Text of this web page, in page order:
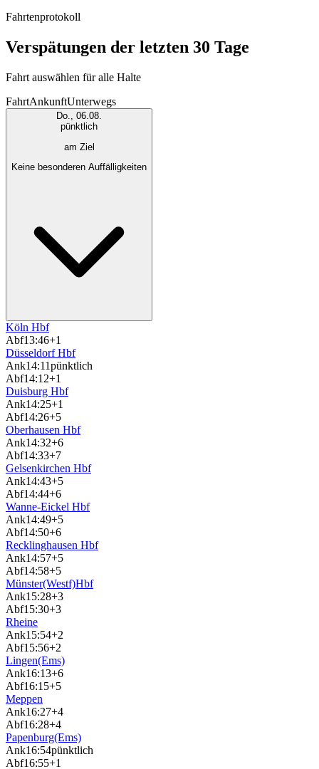
Fahrtenprotokoll
Verspätungen der letzten 30 Tage
Fahrt auswählen für alle Halte
FahrtAnkunftUnterwegs
Do., 06.08.
pünktlich
am Ziel
Keine besonderen Auffälligkeiten
Köln Hbf
Abf13:46+1
Düsseldorf Hbf
Ank14:11pünktlich
Abf14:12+1
Duisburg Hbf
Ank14:25+1
Abf14:26+5
Oberhausen Hbf
Ank14:32+6
Abf14:33+7
Gelsenkirchen Hbf
Ank14:43+5
Abf14:44+6
Wanne-Eickel Hbf
Ank14:49+5
Abf14:50+6
Recklinghausen Hbf
Ank14:57+5
Abf14:58+5
Münster(Westf)Hbf
Ank15:28+3
Abf15:30+3
Rheine
Ank15:54+2
Abf15:56+2
Lingen(Ems)
Ank16:13+6
Abf16:15+5
Meppen
Ank16:27+4
Abf16:28+4
Papenburg(Ems)
Ank16:54pünktlich
Abf16:55+1